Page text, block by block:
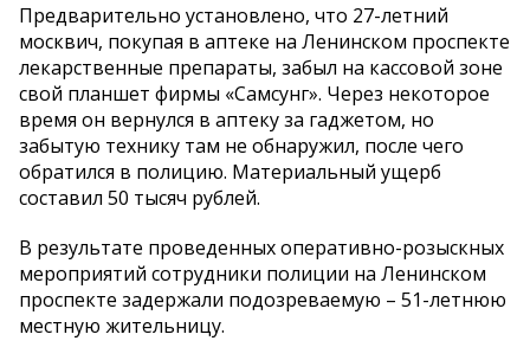
Предварительно установлено, что 27-летний
москвич, покупая в аптеке на Ленинском проспекте
лекарственные препараты, забыл на кассовой зоне
свой планшет фирмы «Самсунг». Через некоторое
время он вернулся в аптеку за гаджетом, но
забытую технику там не обнаружил, после чего
обратился в полицию. Материальный ущерб
составил 50 тысяч рублей.
В результате проведенных оперативно-розыскных
мероприятий сотрудники полиции на Ленинском
проспекте задержали подозреваемую – 51-летнюю
местную жительницу.